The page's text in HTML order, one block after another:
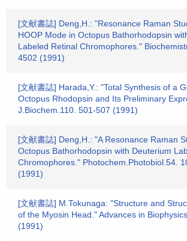
[文献書誌] Deng,H.: "Resonance Raman
HOOP Mode in Octopus Bathorhodopsin
Labeled Retinal Chromophores."
4502 (1991)
[文献書誌] Harada,Y.: "Total Synthesis of a
Octopus Rhodopsin and Its Preliminary
J.Biochem.110. 501-507 (1991)
[文献書誌] Deng,H.: "A Resonance Raman
Octopus Bathorhodopsin with Deuterium
Chromophores." Photochem.Photobiol.54.
(1991)
[文献書誌] M.Tokunaga: "Structure and
of the Myosin Head." Advances in
(1991)